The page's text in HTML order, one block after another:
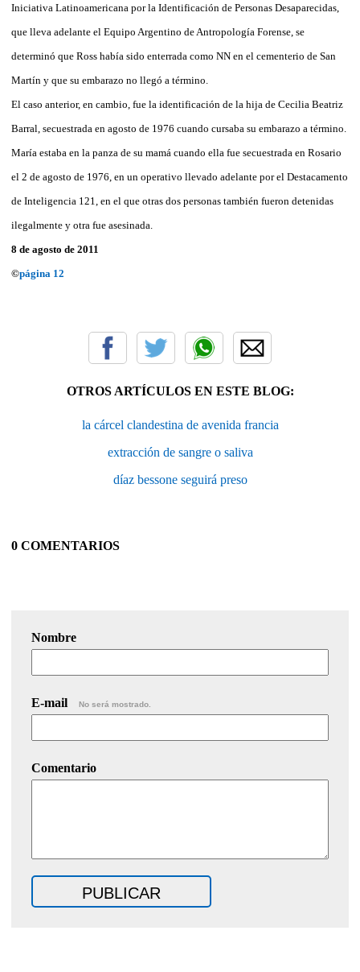
Iniciativa Latinoamericana por la Identificación de Personas Desaparecidas,
que lleva adelante el Equipo Argentino de Antropología Forense, se
determinó que Ross había sido enterrada como NN en el cementerio de San
Martín y que su embarazo no llegó a término.
El caso anterior, en cambio, fue la identificación de la hija de Cecilia Beatriz
Barral, secuestrada en agosto de 1976 cuando cursaba su embarazo a término.
María estaba en la panza de su mamá cuando ella fue secuestrada en Rosario
el 2 de agosto de 1976, en un operativo llevado adelante por el Destacamento
de Inteligencia 121, en el que otras dos personas también fueron detenidas
ilegalmente y otra fue asesinada.
8 de agosto de 2011
©página 12
OTROS ARTÍCULOS EN ESTE BLOG:
la cárcel clandestina de avenida francia
extracción de sangre o saliva
díaz bessone seguirá preso
0 COMENTARIOS
Nombre
E-mail No será mostrado.
Comentario